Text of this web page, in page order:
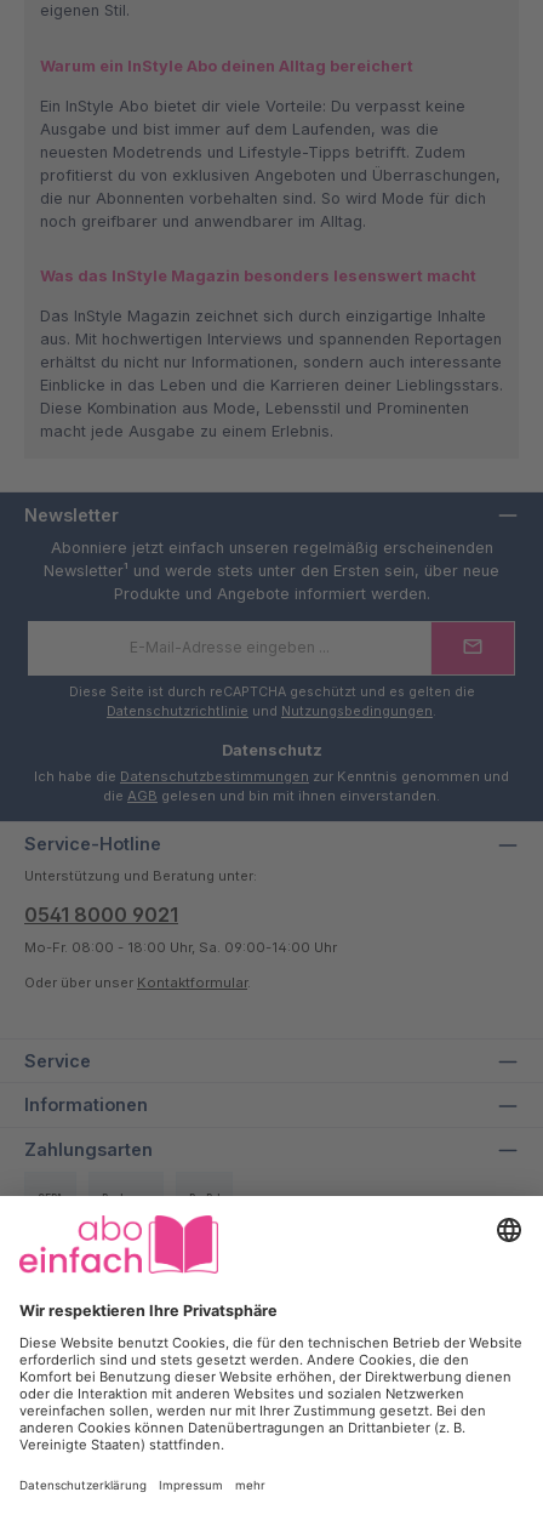
eigenen Stil.
Warum ein InStyle Abo deinen Alltag bereichert
Ein InStyle Abo bietet dir viele Vorteile: Du verpasst keine
Ausgabe und bist immer auf dem Laufenden, was die
neuesten Modetrends und Lifestyle-Tipps betrifft. Zudem
profitierst du von exklusiven Angeboten und Überraschungen,
die nur Abonnenten vorbehalten sind. So wird Mode für dich
noch greifbarer und anwendbarer im Alltag.
Was das InStyle Magazin besonders lesenswert macht
Das InStyle Magazin zeichnet sich durch einzigartige Inhalte
aus. Mit hochwertigen Interviews und spannenden Reportagen
erhältst du nicht nur Informationen, sondern auch interessante
Einblicke in das Leben und die Karrieren deiner Lieblingsstars.
Diese Kombination aus Mode, Lebensstil und Prominenten
macht jede Ausgabe zu einem Erlebnis.
Newsletter
Abonniere jetzt einfach unseren regelmäßig erscheinenden
Newsletter¹ und werde stets unter den Ersten sein, über neue
Produkte und Angebote informiert werden.
Diese Seite ist durch reCAPTCHA geschützt und es gelten die
Datenschutzrichtlinie und Nutzungsbedingungen.
Datenschutz
Ich habe die Datenschutzbestimmungen zur Kenntnis genommen und
die AGB gelesen und bin mit ihnen einverstanden.
Service-Hotline
Unterstützung und Beratung unter:
0541 8000 9021
Mo-Fr. 08:00 - 18:00 Uhr, Sa. 09:00-14:00 Uhr
Oder über unser Kontaktformular.
Service
Informationen
Zahlungsarten
SEPA Rechnung PayPal
Über uns
Wir bei aboeinfach geben alles dafür, dir ein entspanntes und
50% auf deine Lieblingszeitschrift zu sparen.
Kontakt Kündigung Newsletter Werbesperre Vertrag widerrufen
nicht anders angegeben. ¹Mit der Anmeldung zum Newsletter willigst Du